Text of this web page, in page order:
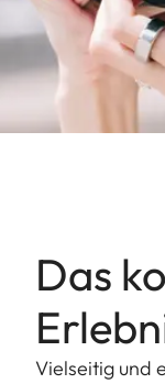
Das
Vielseitig und